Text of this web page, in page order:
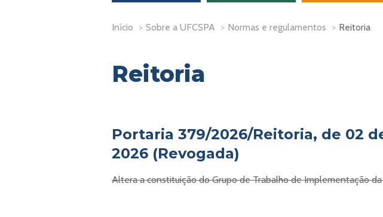
Início > Sobre a UFCSPA > Normas e regulamentos > Reitoria
Reitoria
Portaria 379/2026/Reitoria, de 02
2026 (Revogada)
Altera a constituição do Grupo de Trabalho de Implementação da